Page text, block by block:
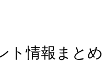
ト情報まとめ